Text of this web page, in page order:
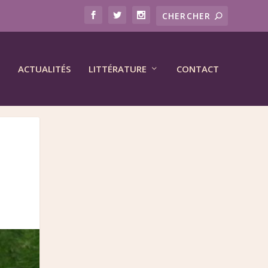
ACTUALITÉS LITTÉRATURE CONTACT